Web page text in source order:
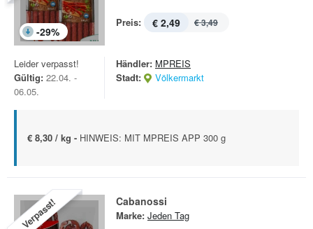
-29%
Preis: € 2,49 € 3,49
Leider verpasst!
Gültig: 22.04. -
06.05.
Händler: MPREIS
Stadt:
Völkermarkt
€ 8,30 / kg - HINWEIS: MIT MPREIS APP 300 g
Verpasst! Cabanossi
Marke: Jeden Tag